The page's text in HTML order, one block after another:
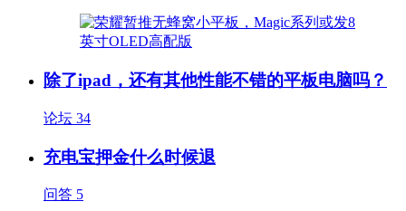
除了ipad，还有其他性能不错的平板电脑吗？
论坛 34
充电宝押金什么时候退
问答 5